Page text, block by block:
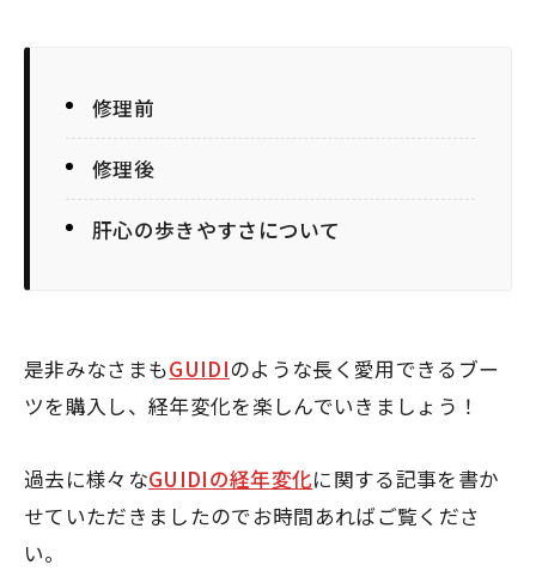
修理前
修理後
肝心の歩きやすさについて
是非みなさまもGUIDIのような長く愛用できるブー
ツを購入し、経年変化を楽しんでいきましょう！
過去に様々なGUIDIの経年変化に関する記事を書か
せていただきましたのでお時間あればご覧くださ
い。